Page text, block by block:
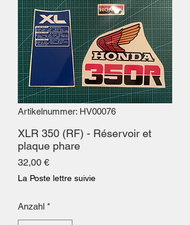
Artikelnummer: HV00076
XLR 350 (RF) - Réservoir et
plaque phare
32,00 €Preis
La Poste lettre suivie
Anzahl *